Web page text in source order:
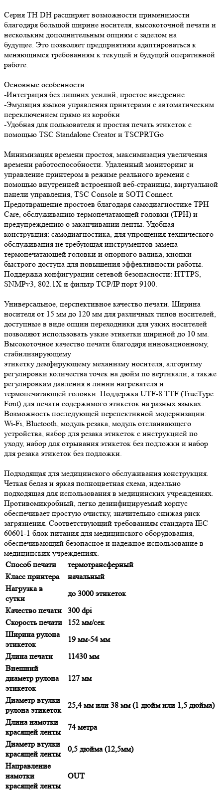
Серия TH DH расширяет возможности применимости
благодаря большой ширине носителя, высокоточной печати и
нескольким дополнительным опциям с заделом на
будущее. Это позволяет предприятиям адаптироваться к
меняющимся требованиям к текущей и будущей оперативной
работе.
Основные особенности
-Интеграция без лишних усилий, простое внедрение
-Эмуляция языков управления принтерами с автоматическим
переключением прямо из коробки
-Удобная для пользователя и простая печать этикеток с
помощью TSC Standalone Creator и TSCPRTGo
Минимизация времени простоя, максимизация увеличения
времени работоспособности. Удаленный мониторинг и
управление принтером в режиме реального времени с
помощью внутренней встроенной веб-страницы, виртуальной
панели управления, TSC Console и SOTI Connect.
Предотвращение простоев благодаря самодиагностике TPH
Care, обслуживанию термопечатающей головки (TPH) и
предупреждению о заканчивании ленты. Удобная
конструкция: самодиагностика, для упрощения технического
обслуживания не требующая инструментов замена
термопечатающей головки и опорного валика, кнопки
быстрого доступа для повышения эффективности работы.
Поддержка конфигурации сетевой безопасности: HTTPS,
SNMPv3, 802.1X и фильтр TCP/IP порт 9100.
Универсальное, перспективное качество печати. Ширина
носителя от 15 мм до 120 мм для различных типов носителей,
доступные в виде опции переходники для узких носителей
позволяют использовать узкие этикетки шириной до 10 мм.
Высокоточное качество печати благодаря инновационному,
стабилизирующему
этикетку демфирующему механизму носителя, алгоритму
регулировки количества точек на дюйм по вертикали, а также
регулировкам давления в линии нагревателя и
термопечатающей головки. Поддержка UTF-8 TTF (TrueType
Font) для печати содержимого этикеток на разных языках.
Возможность последующей перспективной модернизации:
Wi-Fi, Bluetooth, модуль резака, модуль отслаивающего
устройства, набор для резака этикеток с инструкцией по
уходу, набор для отрывания этикеток без подложки и набор
для резака этикеток без подложки.
Подходящая для медицинского обслуживания конструкция.
Четкая белая и яркая полноцветная схема, идеально
подходящая для использования в медицинских учреждениях.
Противомикробный, легко дезинфицируемый корпус
обеспечивает простую очистку, значительно снижая риск
загрязнения. Соответствующий требованиям стандарта IEC
60601-1 блок питания для медицинского оборудования,
обеспечивающий безопасное и надежное использование в
медицинских учреждениях.
Способ печати
термотрансферный
Класс принтера
начальный
Нагрузка в
сутки
до 3000 этикеток
Качество печати
300 dpi
Скорость печати
152 мм/сек
Ширина рулона
этикеток
19 мм-54 мм
Длина печати
11430 мм
Внешний
диаметр рулона
этикеток
127 мм
Диаметр втулки
рулона этикеток
25,4 мм или 38 мм (1 дюйм или 1,5 дюйма)
Длина намотки
красящей ленты
74 метра
Диаметр втулки
красящей ленты
0,5 дюйма (12,5мм)
Направление
намотки
красящей ленты
OUT